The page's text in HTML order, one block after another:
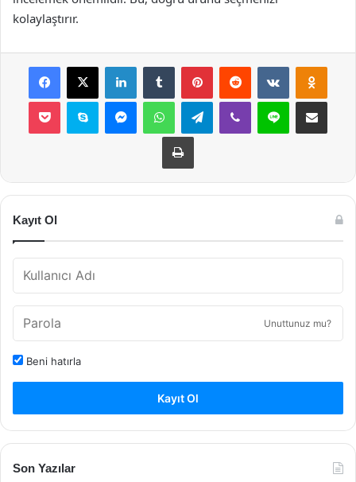
kolaylaştırır.
Facebook
X LinkedInTumblr PinterestReddit VKontakte
Pocket Skype MessengerWhatsAppTelegramViber Line E-Posta ile
Yazdır
Kayıt Ol
Unuttunuz mu?
Beni hatırla
Kayıt Ol
Son Yazılar